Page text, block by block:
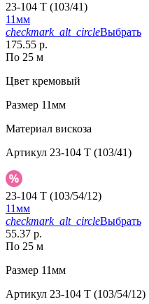
23-104 T (103/41)
11мм
checkmark_alt_circleВыбрать
175.55 р.
По 25 м
Цвет кремовый
Размер 11мм
Материал вискоза
Артикул 23-104 T (103/41)
23-104 T (103/54/12)
11мм
checkmark_alt_circleВыбрать
55.37 р.
По 25 м
Размер 11мм
Артикул 23-104 T (103/54/12)